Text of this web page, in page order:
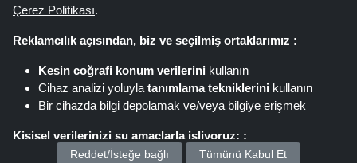
Shoppingspout.com/tr fırsatların, indirimlerin ve kuponların sunulduğu bir
web sitesidir; bu fırsatlar veya teklifler farklı bağlı kuruluş ağları aracılığıyla
kullanıma sunulur. Bu linkler üzerinden yaptığınız alışverişlerde,
shoppingspout.com/tr bu linkler/fırsatlar üzerinden komisyon kazanır.
Copyright © 2026 Shoppingspout.com/tr. Her hakkı saklıdır.
Çerez Politikası.
Reklamcılık açısından, biz ve seçilmiş ortaklarımız :
Kesin coğrafi konum verilerini kullanın
Cihaz analizi yoluyla tanımlama tekniklerini kullanın
Bir cihazda bilgi depolamak ve/veya bilgiye erişmek
Kişisel verilerinizi şu amaçlarla işliyoruz: :
Reddet/İsteğe bağlı Tümünü Kabul Et